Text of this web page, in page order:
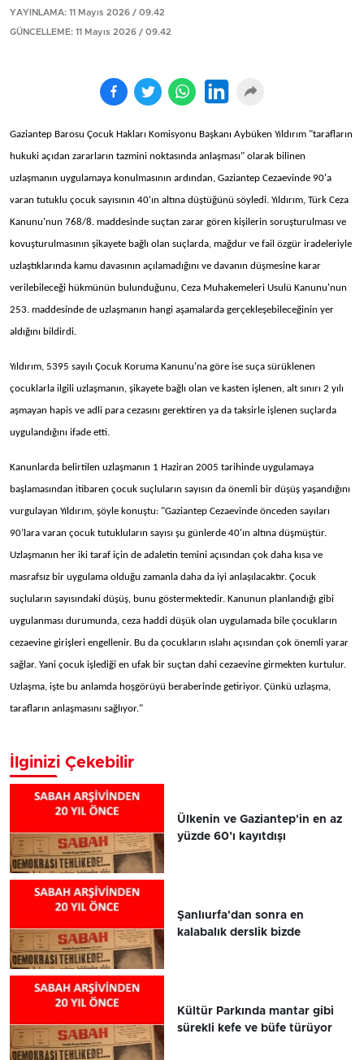
YAYINLAMA: 11 Mayıs 2026 / 09.42
GÜNCELLEME: 11 Mayıs 2026 / 09.42
Gaziantep Barosu Çocuk Hakları Komisyonu Başkanı Aybüken Yıldırım "tarafların
hukuki açıdan zararların tazmini noktasında anlaşması" olarak bilinen
uzlaşmanın uygulamaya konulmasının ardından, Gaziantep Cezaevinde 90'a
varan tutuklu çocuk sayısının 40'ın altına düştüğünü söyledi. Yıldırım, Türk Ceza
Kanunu'nun 768/8. maddesinde suçtan zarar gören kişilerin soruşturulması ve
kovuşturulmasının şikayete bağlı olan suçlarda, mağdur ve fail özgür iradeleriyle
uzlaştıklarında kamu davasının açılamadığını ve davanın düşmesine karar
verilebileceği hükmünün bulunduğunu, Ceza Muhakemeleri Usulü Kanunu'nun
253. maddesinde de uzlaşmanın hangi aşamalarda gerçekleşebileceğinin yer
aldığını bildirdi.
Yıldırım, 5395 sayılı Çocuk Koruma Kanunu'na göre ise suça sürüklenen
çocuklarla ilgili uzlaşmanın, şikayete bağlı olan ve kasten işlenen, alt sınırı 2 yılı
aşmayan hapis ve adli para cezasını gerektiren ya da taksirle işlenen suçlarda
uygulandığını ifade etti.
Kanunlarda belirtilen uzlaşmanın 1 Haziran 2005 tarihinde uygulamaya
başlamasından itibaren çocuk suçluların sayısın da önemli bir düşüş yaşandığını
vurgulayan Yıldırım, şöyle konuştu: "Gaziantep Cezaevinde önceden sayıları
90’lara varan çocuk tutukluların sayısı şu günlerde 40'ın altına düşmüştür.
Uzlaşmanın her iki taraf için de adaletin temini açısından çok daha kısa ve
masrafsız bir uygulama olduğu zamanla daha da iyi anlaşılacaktır. Çocuk
suçluların sayısındaki düşüş, bunu göstermektedir. Kanunun planlandığı gibi
uygulanması durumunda, ceza haddi düşük olan uygulamada bile çocukların
cezaevine girişleri engellenir. Bu da çocukların ıslahı açısından çok önemli yarar
sağlar. Yani çocuk işlediği en ufak bir suçtan dahi cezaevine girmekten kurtulur.
Uzlaşma, işte bu anlamda hoşgörüyü beraberinde getiriyor. Çünkü uzlaşma,
tarafların anlaşmasını sağlıyor."
İlginizi Çekebilir
Ülkenin ve Gaziantep'in en az
yüzde 60’ı kayıtdışı
Şanlıurfa'dan sonra en
kalabalık derslik bizde
Kültür Parkında mantar gibi
sürekli kefe ve büfe türüyor